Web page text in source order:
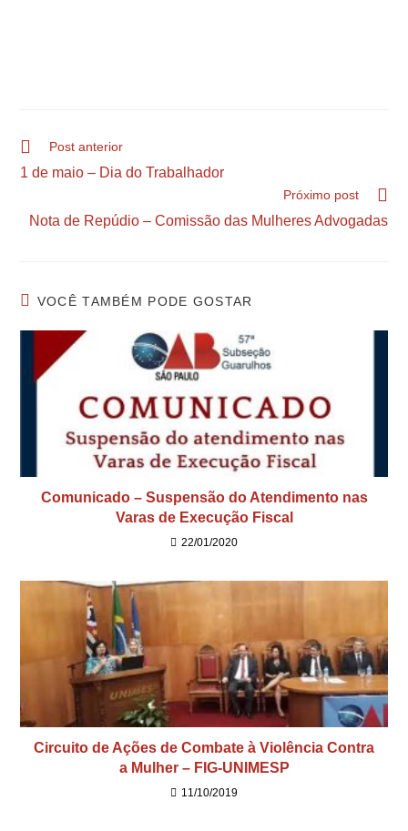
Post anterior
1 de maio – Dia do Trabalhador
Próximo post
Nota de Repúdio – Comissão das Mulheres Advogadas
VOCÊ TAMBÉM PODE GOSTAR
Comunicado – Suspensão do Atendimento nas
Varas de Execução Fiscal
22/01/2020
Circuito de Ações de Combate à Violência Contra
a Mulher – FIG-UNIMESP
11/10/2019